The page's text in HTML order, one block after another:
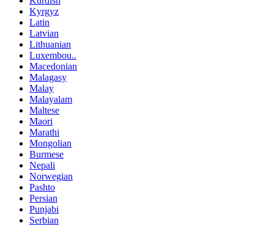
Kyrgyz
Latin
Latvian
Lithuanian
Luxembou..
Macedonian
Malagasy
Malay
Malayalam
Maltese
Maori
Marathi
Mongolian
Burmese
Nepali
Norwegian
Pashto
Persian
Punjabi
Serbian